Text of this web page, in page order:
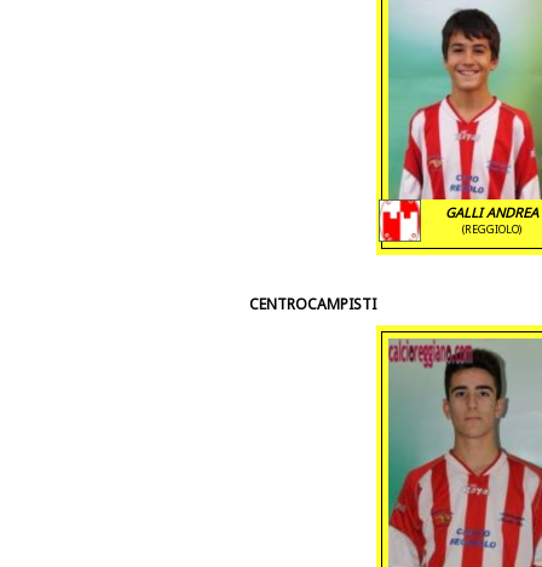
GALLI ANDREA
(REGGIOLO)
CENTROCAMPISTI